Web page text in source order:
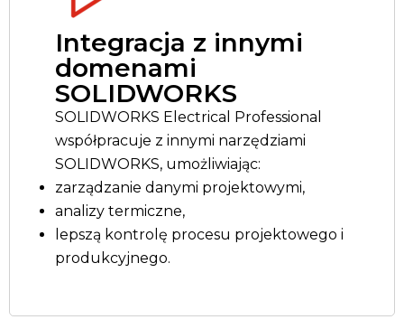
Integracja z innymi
domenami
SOLIDWORKS
SOLIDWORKS Electrical Professional
współpracuje z innymi narzędziami
SOLIDWORKS, umożliwiając:
zarządzanie danymi projektowymi,
analizy termiczne,
lepszą kontrolę procesu projektowego i
produkcyjnego.